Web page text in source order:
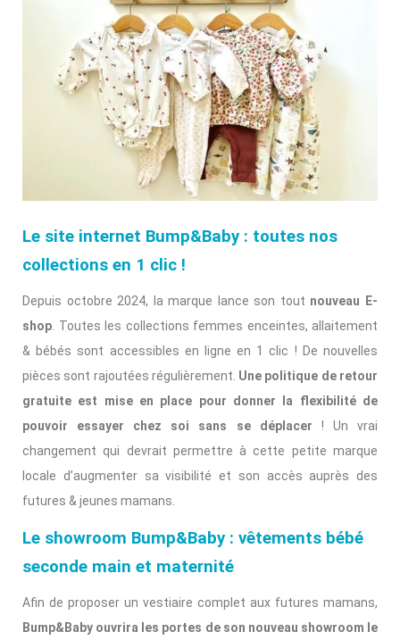
Le site internet Bump&Baby : toutes nos
collections en 1 clic !
Depuis octobre 2024, la marque lance son tout nouveau E-
shop . Toutes les collections femmes enceintes, allaitement
& bébés sont accessibles en ligne en 1 clic ! De nouvelles
pièces sont rajoutées régulièrement. Une politique de retour
gratuite est mise en place pour donner la flexibilité de
pouvoir essayer chez soi sans se déplacer ! Un vrai
changement qui devrait permettre à cette petite marque
locale d’augmenter sa visibilité et son accès auprès des
futures & jeunes mamans.
Le showroom Bump&Baby : vêtements bébé
seconde main et maternité
Afin de proposer un vestiaire complet aux futures mamans,
Bump&Baby ouvrira les portes de son nouveau showroom le